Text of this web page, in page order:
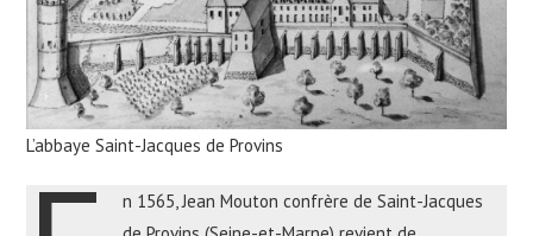
L’abbaye Saint-Jacques de Provins
n 1565, Jean Mouton confrère de Saint-Jacques